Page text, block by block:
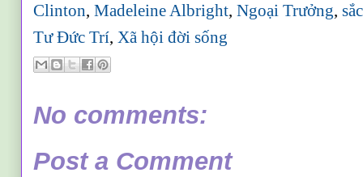
Clinton,Madeleine Albright,Ngoại Trưởng,
Tư Đức Trí,Xã hội đời sống
No comments:
Post a Comment